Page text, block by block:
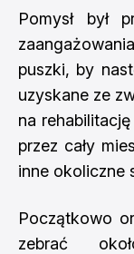
Pomysł był
puszki, by
uzyskane ze
na
przez cały
inne okoliczne
Początkowo
zebrać